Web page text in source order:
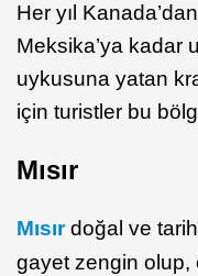
Her yıl
Meksika’ya kadar
uykusuna yatan
için turistler bu
Mısır
Mısırdoğal ve
gayet zengin olup,